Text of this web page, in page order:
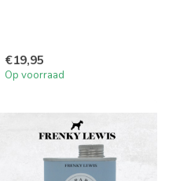
€19,95
Op voorraad